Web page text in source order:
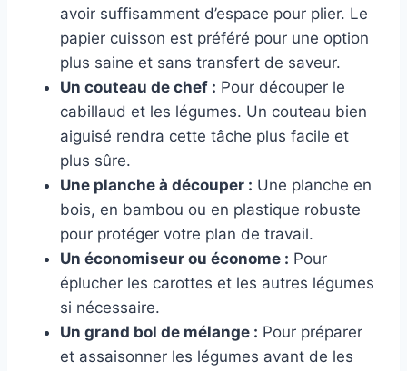
avoir suffisamment d’espace pour plier. Le
papier cuisson est préféré pour une option
plus saine et sans transfert de saveur.
Un couteau de chef : Pour découper le
cabillaud et les légumes. Un couteau bien
aiguisé rendra cette tâche plus facile et
plus sûre.
Une planche à découper : Une planche en
bois, en bambou ou en plastique robuste
pour protéger votre plan de travail.
Un économiseur ou économe : Pour
éplucher les carottes et les autres légumes
si nécessaire.
Un grand bol de mélange : Pour préparer
et assaisonner les légumes avant de les